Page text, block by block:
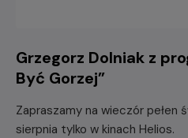
Grzegorz Dolniak z
Być Gorzej”
Zapraszamy na wieczór pełen
sierpnia tylko w kinach Helios.